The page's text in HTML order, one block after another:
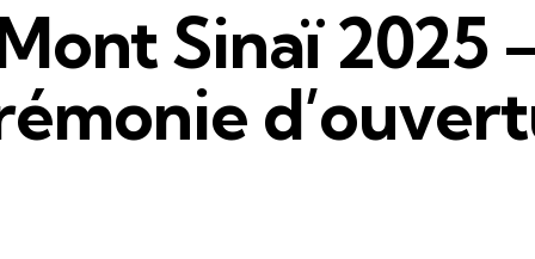
Sinaï 2025